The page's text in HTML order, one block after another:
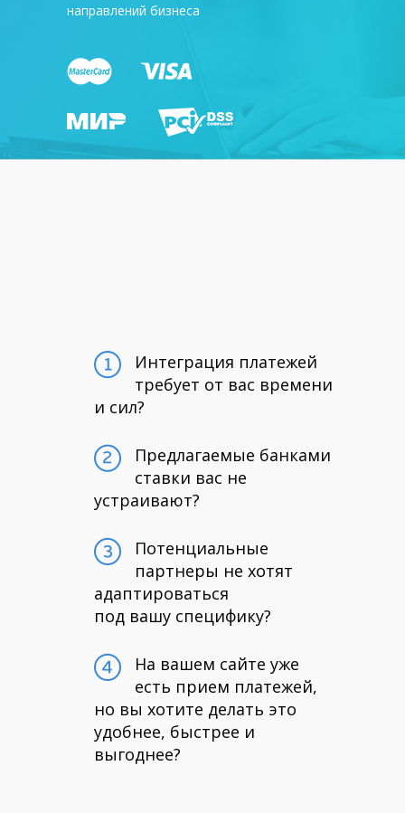
направлений бизнеса
Интеграция платежей
требует от вас времени
и сил?
Предлагаемые банками
ставки вас не
устраивают?
Потенциальные
партнеры не хотят
адаптироваться
под вашу специфику?
На вашем сайте уже
есть прием платежей,
но вы хотите делать это
удобнее, быстрее и
выгоднее?